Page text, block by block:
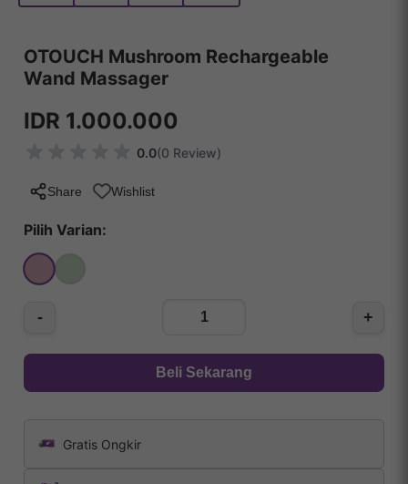
OTOUCH Mushroom Rechargeable
Wand Massager
IDR 1.000.000
0.0(0 Review)
Share Wishlist
Pilih Varian:
- +
Beli Sekarang
Gratis Ongkir